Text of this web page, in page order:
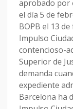
aprobado por
el día 5 de
BOPB el 13
Impulso
contencioso-
Superior de
demanda
expediente
Barcelona ha